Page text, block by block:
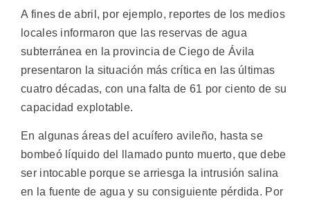
A fines de abril, por ejemplo, reportes de los medios
locales informaron que las reservas de agua
subterránea en la provincia de Ciego de Ávila
presentaron la situación más crítica en las últimas
cuatro décadas, con una falta de 61 por ciento de su
capacidad explotable.
En algunas áreas del acuífero avileño, hasta se
bombeó líquido del llamado punto muerto, que debe
ser intocable porque se arriesga la intrusión salina
en la fuente de agua y su consiguiente pérdida. Por